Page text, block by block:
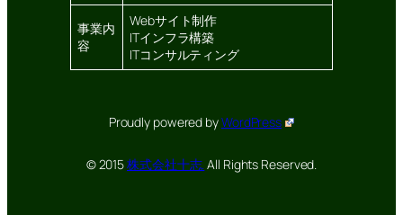
事業内
容
Webサイト制作
ITインフラ構築
ITコンサルティング
Proudly powered byWordPress
© 2015株式会社十志. All Rights Reserved.